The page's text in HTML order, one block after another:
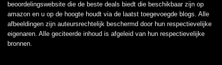
beoordelingswebsite die de beste deals biedt die beschikbaar zijn op
amazon en u op de hoogte houdt via de laatst toegevoegde blogs. Alle
afbeeldingen zijn auteursrechtelijk beschermd door hun respectievelijke
eigenaren. Alle geciteerde inhoud is afgeleid van hun respectievelijke
bronnen.